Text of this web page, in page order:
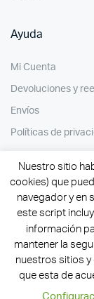
Ayuda
Mi Cuenta
Devoluciones y
Envíos
Políticas de
Nuestro sitio
cookies) que
navegador y en
este script
información
mantener la
nuestros sitios y
que esta de